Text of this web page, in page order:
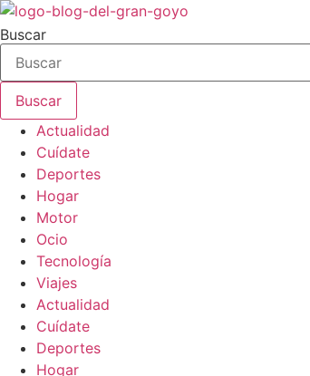
Ir
al
contenido
Buscar
Buscar
Actualidad
Cuídate
Deportes
Hogar
Motor
Ocio
Tecnología
Viajes
Actualidad
Cuídate
Deportes
Hogar